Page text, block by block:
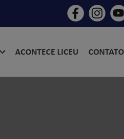
ACONTECE LICEU CONTATO